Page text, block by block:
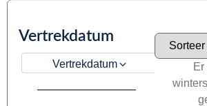
Vertrekdatum
Vertrekdatum